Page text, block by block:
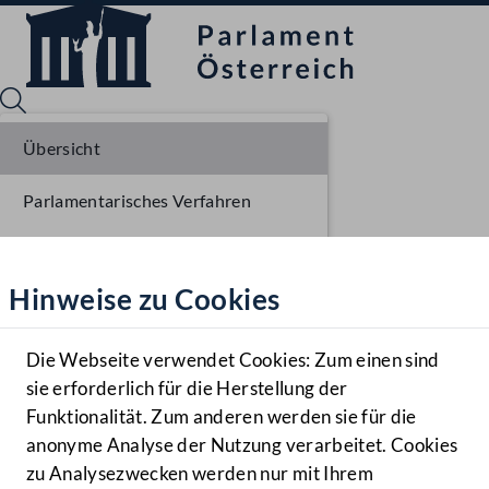
Hilfe
Benutzer
Navigationsmenü öffnen
MENÜ
Hinweise zu Cookies
Die Webseite verwendet Cookies: Zum einen sind
sie erforderlich für die Herstellung der
Funktionalität. Zum anderen werden sie für die
anonyme Analyse der Nutzung verarbeitet. Cookies
zu Analysezwecken werden nur mit Ihrem
Übersicht
Parlamentarisches Verfahren
Ausschussberatungen NR
Plenarberatungen NR